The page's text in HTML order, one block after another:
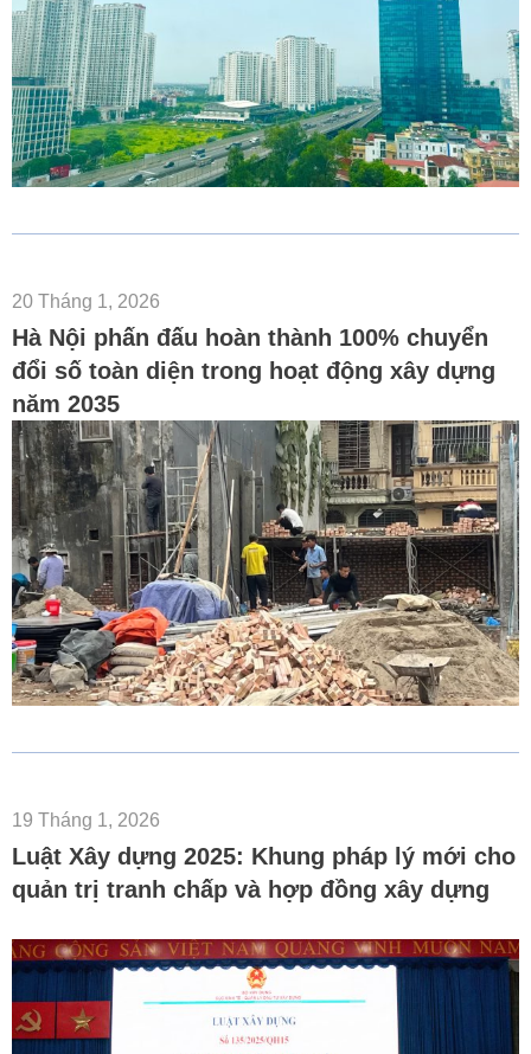
20 Tháng 1, 2026
Hà Nội phấn đấu hoàn thành 100% chuyển
đổi số toàn diện trong hoạt động xây dựng
năm 2035
19 Tháng 1, 2026
Luật Xây dựng 2025: Khung pháp lý mới cho
quản trị tranh chấp và hợp đồng xây dựng